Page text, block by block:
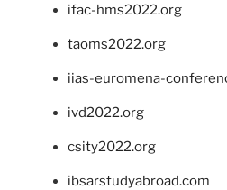
ifac-hms2022.org
taoms2022.org
iias-euromena-
ivd2022.org
csity2022.org
ibsarstudyabroad.com